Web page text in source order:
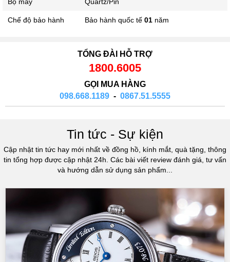
Chế độ bảo hành Bảo hành quốc tế 01 năm
TỔNG ĐÀI HỖ TRỢ
1800.6005
GỌI MUA HÀNG
098.668.1189 - 0867.51.5555
Tin tức - Sự kiện
Cập nhật tin tức hay mới nhất về đồng hồ, kính mắt, quà tặng, thông
tin tổng hợp được cập nhật 24h. Các bài viết review đánh giá, tư vấn
và hướng dẫn sử dụng sản phẩm...